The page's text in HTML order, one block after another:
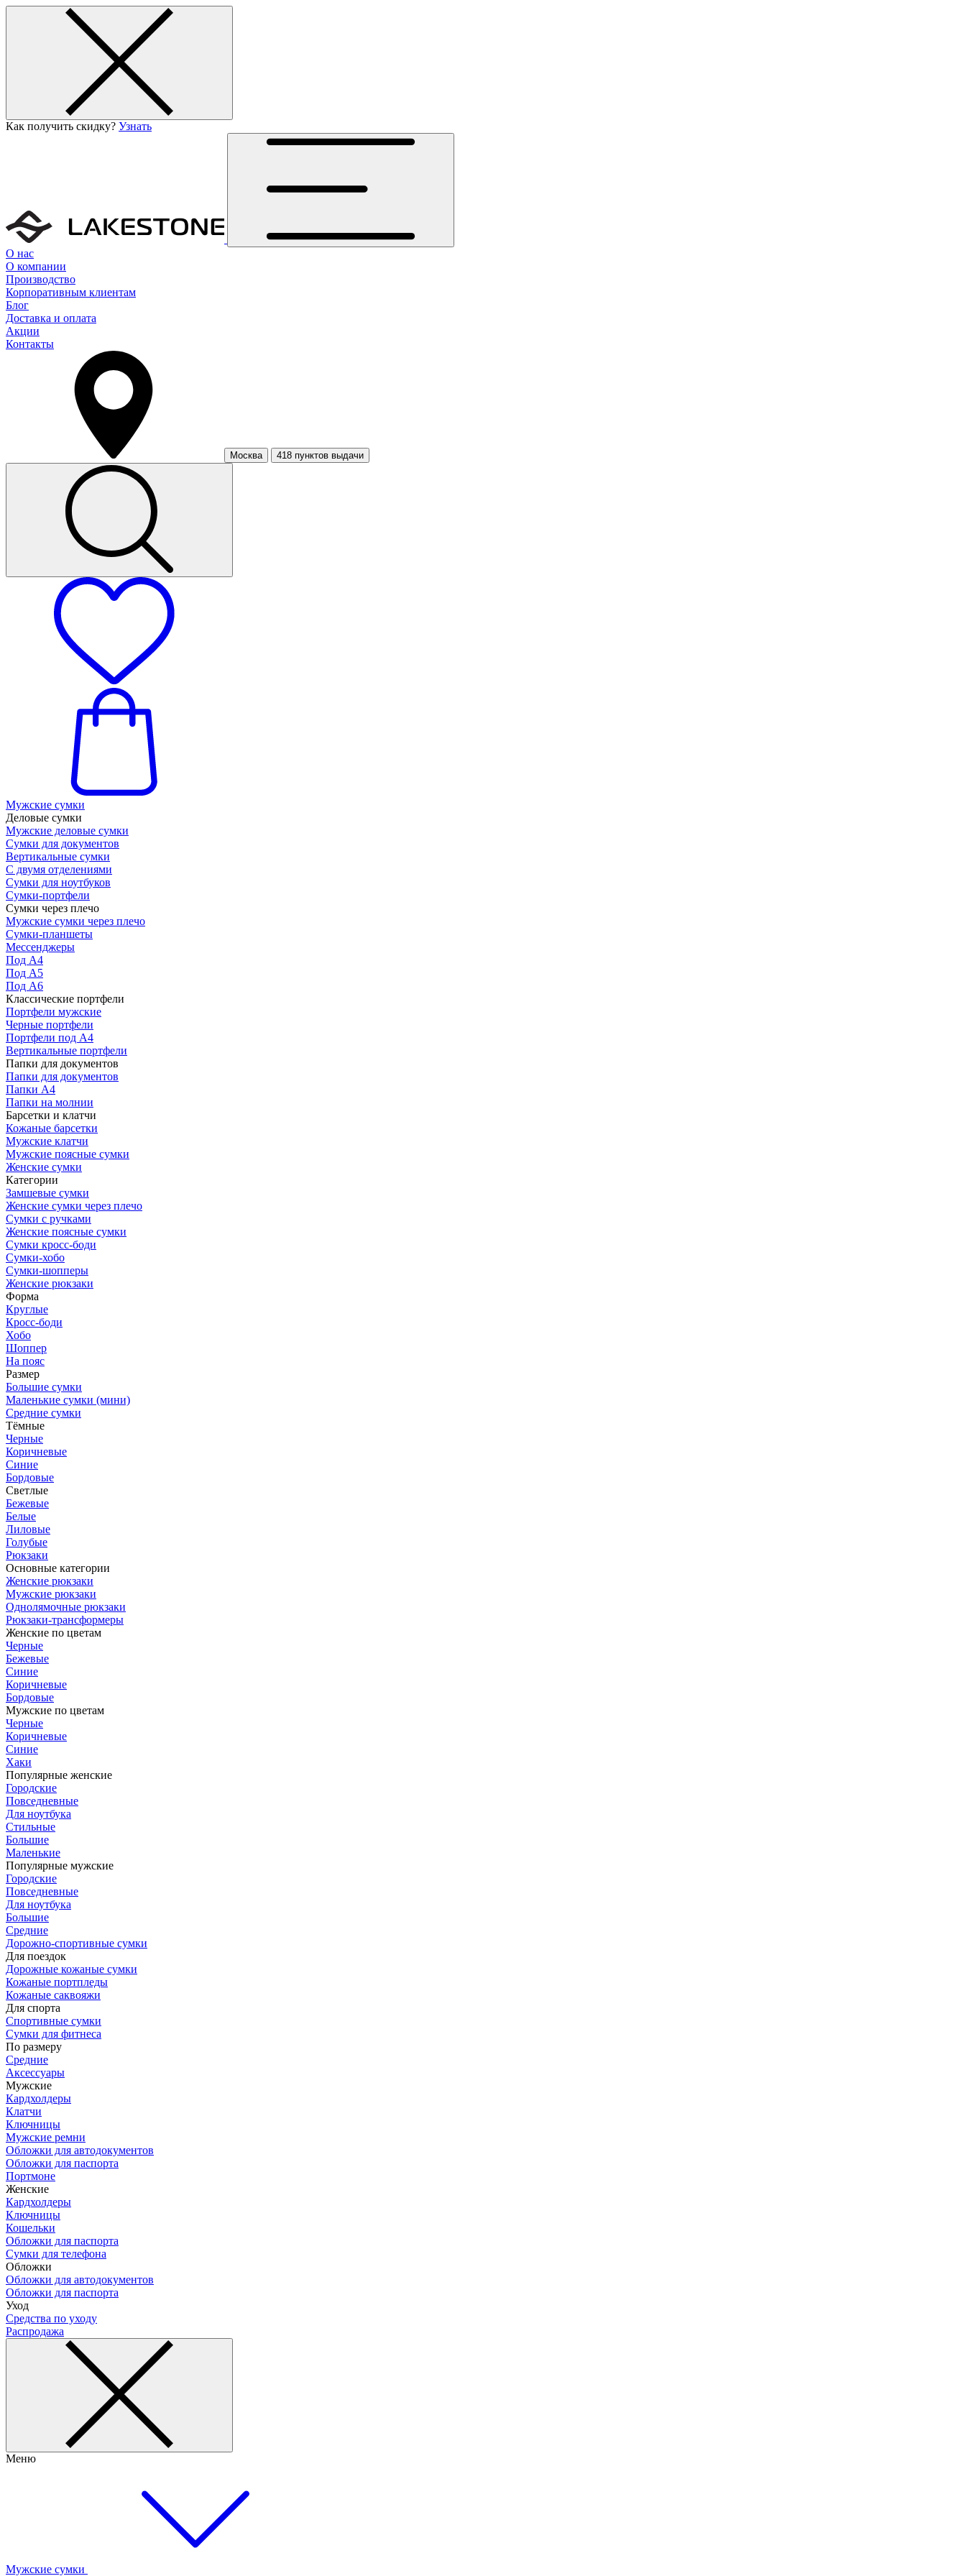
Как получить скидку? Узнать
О нас
О компании
Производство
Корпоративным клиентам
Блог
Доставка и оплата
Акции
Контакты
Москва 418 пунктов выдачи
Мужские сумки
Деловые сумки
Мужские деловые сумки
Сумки для документов
Вертикальные сумки
С двумя отделениями
Сумки для ноутбуков
Сумки-портфели
Сумки через плечо
Мужские сумки через плечо
Сумки-планшеты
Мессенджеры
Под А4
Под А5
Под А6
Классические портфели
Портфели мужские
Черные портфели
Портфели под А4
Вертикальные портфели
Папки для документов
Папки для документов
Папки А4
Папки на молнии
Барсетки и клатчи
Кожаные барсетки
Мужские клатчи
Мужские поясные сумки
Женские сумки
Категории
Замшевые сумки
Женские сумки через плечо
Сумки с ручками
Женские поясные сумки
Сумки кросс-боди
Сумки-хобо
Сумки-шопперы
Женские рюкзаки
Форма
Круглые
Кросс-боди
Хобо
Шоппер
На пояс
Размер
Большие сумки
Маленькие сумки (мини)
Средние сумки
Тёмные
Черные
Коричневые
Синие
Бордовые
Светлые
Бежевые
Белые
Лиловые
Голубые
Рюкзаки
Основные категории
Женские рюкзаки
Мужские рюкзаки
Однолямочные рюкзаки
Рюкзаки-трансформеры
Женские по цветам
Черные
Бежевые
Синие
Коричневые
Бордовые
Мужские по цветам
Черные
Коричневые
Синие
Хаки
Популярные женские
Городские
Повседневные
Для ноутбука
Стильные
Большие
Маленькие
Популярные мужские
Городские
Повседневные
Для ноутбука
Большие
Средние
Дорожно-спортивные сумки
Для поездок
Дорожные кожаные сумки
Кожаные портпледы
Кожаные саквояжи
Для спорта
Спортивные сумки
Сумки для фитнеса
По размеру
Средние
Аксессуары
Мужские
Кардхолдеры
Клатчи
Ключницы
Мужские ремни
Обложки для автодокументов
Обложки для паспорта
Портмоне
Женские
Кардхолдеры
Ключницы
Кошельки
Обложки для паспорта
Сумки для телефона
Обложки
Обложки для автодокументов
Обложки для паспорта
Уход
Средства по уходу
Распродажа
Меню
Мужские сумки